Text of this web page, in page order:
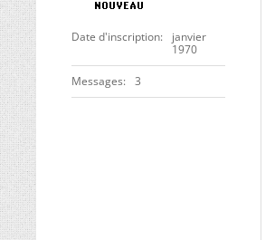
Date d'inscription
janvier
1970
Messages 3